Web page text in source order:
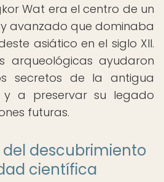
Wat era el centro de un
avanzado que dominaba
asiático en el siglo XII.
arqueológicas ayudaron
secretos de la antigua
y a preservar su legado
futuras.
del descubrimiento
científica